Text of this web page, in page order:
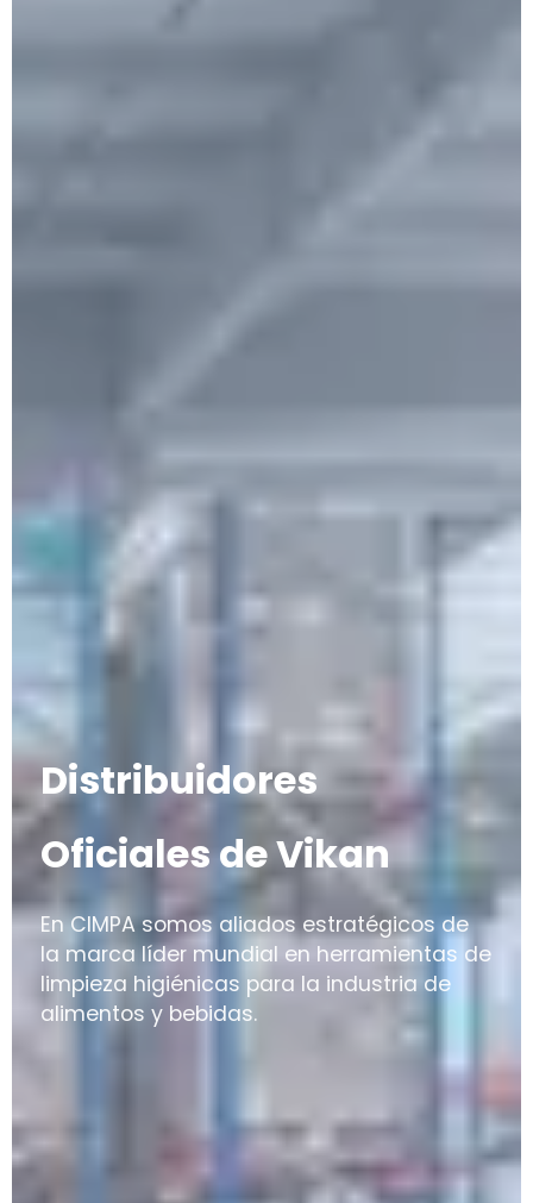
Distribuidores
Oficiales de Vikan
En CIMPA somos aliados estratégicos de
la marca líder mundial en herramientas de
limpieza higiénicas para la industria de
alimentos y bebidas.